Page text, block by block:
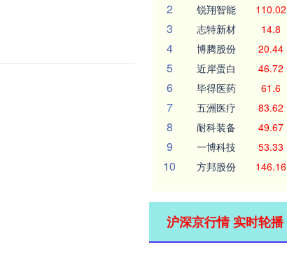
2 锐翔智能 110.02
3 志特新材 14.8
4 博腾股份 20.44
5 近岸蛋白 46.72
6 毕得医药 61.6
7 五洲医疗 83.62
8 耐科装备 49.67
9 一博科技 53.33
10 方邦股份 146.16
沪深京行情 实时轮播